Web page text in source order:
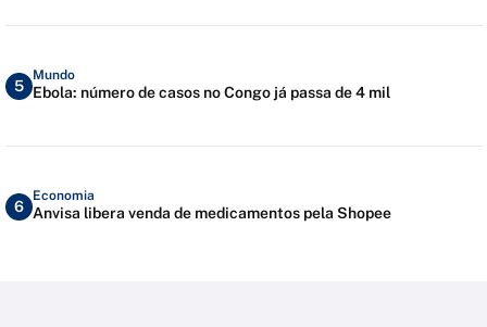
5
Mundo
Ebola: número de casos no Congo já passa de 4 mil
6
Economia
Anvisa libera venda de medicamentos pela Shopee